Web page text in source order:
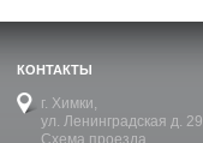
КОНТАКТЫ
г. Химки,
ул. Ленинградская д. 29